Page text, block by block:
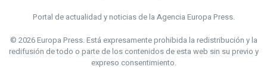
Portal de actualidad y noticias de la Agencia Europa Press.
© 2026 Europa Press.Está expresamente prohibida la redistribución y la
redifusión de todo o parte de los contenidos de esta web sin su previo y
expreso consentimiento.